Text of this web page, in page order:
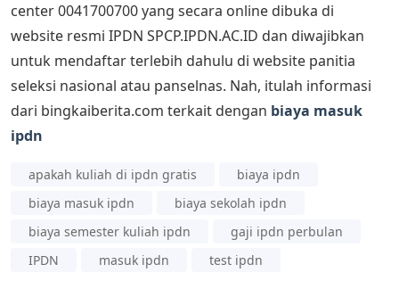
center 0041700700 yang secara online dibuka di
website resmi IPDN SPCP.IPDN.AC.ID dan diwajibkan
untuk mendaftar terlebih dahulu di website panitia
seleksi nasional atau panselnas. Nah, itulah informasi
dari bingkaiberita.com terkait dengan biaya masuk
ipdn
apakah kuliah di ipdn gratis
biaya ipdn
biaya masuk ipdn
biaya sekolah ipdn
biaya semester kuliah ipdn
gaji ipdn perbulan
IPDN
masuk ipdn test ipdn